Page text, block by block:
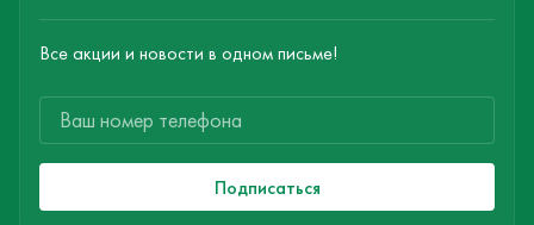
Все акции и новости в одном письме!
Подписаться